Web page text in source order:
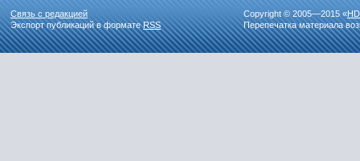
Связь с редакцией
Экспорт публикаций в форматеRSS
Copyright © 2005—2015 «
Перепечатка материала